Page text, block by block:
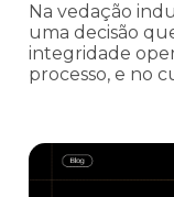
Na vedação
uma decisão
integridade
processo, e no